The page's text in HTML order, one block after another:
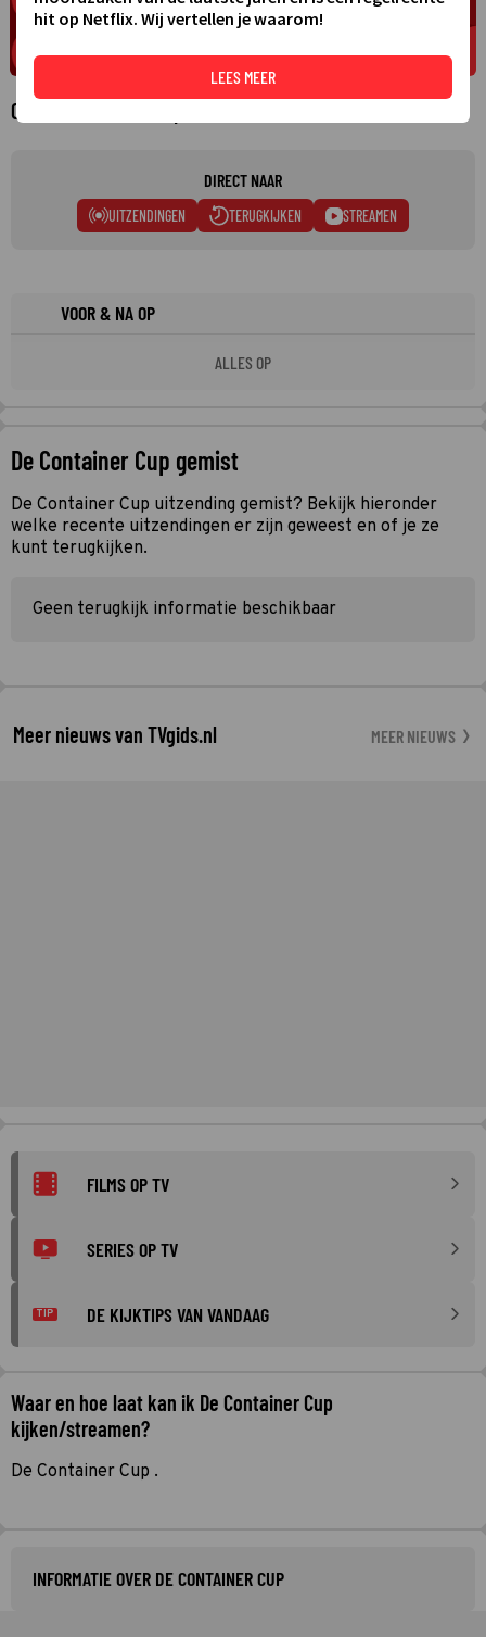
Over De Container Cup
DIRECT NAAR
UITZENDINGEN TERUGKIJKEN STREAMEN
VOOR & NA OP
ALLES OP
De Container Cup gemist
De Container Cup uitzending gemist? Bekijk hieronder
welke recente uitzendingen er zijn geweest en of je ze
kunt terugkijken.
Geen terugkijk informatie beschikbaar
Meer nieuws van TVgids.nl MEER NIEUWS
FILMS OP TV
SERIES OP TV
TIP DE KIJKTIPS VAN VANDAAG
Waar en hoe laat kan ik De Container Cup
kijken/streamen?
De Container Cup .
INFORMATIE OVER DE CONTAINER CUP
hit op Netflix. Wij vertellen je waarom!
LEES MEER